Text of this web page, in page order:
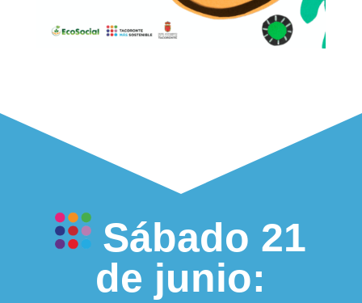
Sábado 21
de junio: